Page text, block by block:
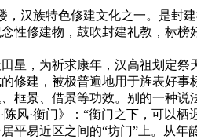
，汉族特色修建文化之一。是封
性修建物，鼓吹封建礼教，标
星，为祈求康年，汉高祖划定
修建，被极普遍地用于旌表好
框景、借景等功效。别的一种
风·衡门》：“衡门之下，可以
平易近区之间的“坊门”上。从